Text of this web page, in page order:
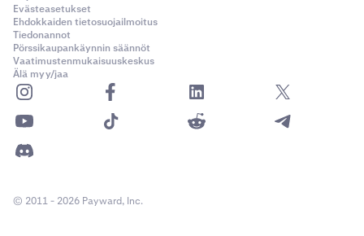
Evästeasetukset
Ehdokkaiden tietosuojailmoitus
Tiedonannot
Pörssikaupankäynnin säännöt
Vaatimustenmukaisuuskeskus
Älä myy/jaa
© 2011 - 2026 Payward, Inc.